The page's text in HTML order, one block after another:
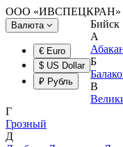
ООО «ИВСПЕЦКРАН»
Валюта
€ Euro
$ US Dollar
₽ Рубль
Бийск
А
Б
В
Г
Грозный
Д